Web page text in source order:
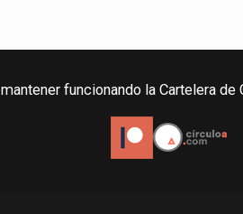
funcionando la Cartelera